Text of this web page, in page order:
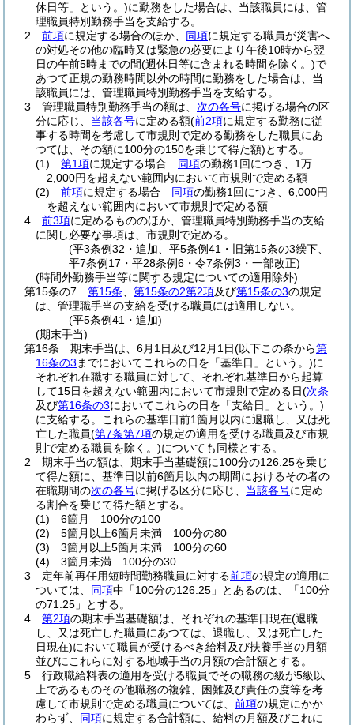
休日等」という。)に勤務をした場合は、当該職員には、管
理職員特別勤務手当を支給する。
2
前項に規定する場合のほか、 同項に規定する職員が災害へ
の対処その他の臨時又は緊急の必要により午後10時から翌
日の午前5時までの間(週休日等に含まれる時間を除く。)で
あつて正規の勤務時間以外の時間に勤務をした場合は、当
該職員には、管理職員特別勤務手当を支給する。
3
管理職員特別勤務手当の額は、 次の各号に掲げる場合の区
分に応じ、 当該各号に定める額(前2項に規定する勤務に従
事する時間を考慮して市規則で定める勤務をした職員にあ
つては、その額に100分の150を乗じて得た額)とする。
(1)
第1項に規定する場合 同項の勤務1回につき、1万
2,000円を超えない範囲内において市規則で定める額
(2)
前項に規定する場合 同項の勤務1回につき、6,000円
を超えない範囲内において市規則で定める額
4
前3項に定めるもののほか、管理職員特別勤務手当の支給
に関し必要な事項は、市規則で定める。
(平3条例32・追加、平5条例41・旧第15条の3繰下、
平7条例17・平28条例6・令7条例3・一部改正)
(時間外勤務手当等に関する規定についての適用除外)
第15条の7
第15条 第15条の2第2項及び第15条の3の規定
は、管理職手当の支給を受ける職員には適用しない。
(平5条例41・追加)
(期末手当)
第16条
期末手当は、6月1日及び12月1日(以下この条から第
16条の3 までにおいてこれらの日を「基準日」という。)に
それぞれ在職する職員に対して、それぞれ基準日から起算
して15日を超えない範囲内において市規則で定める日(次条
及び第16条の3においてこれらの日を「支給日」という。)
に支給する。
これらの基準日前1箇月以内に退職し、又は死
亡した職員(第7条第7項の規定の適用を受ける職員及び市規
則で定める職員を除く。)についても同様とする。
2
期末手当の額は、期末手当基礎額に100分の126.25を乗じ
て得た額に、基準日以前6箇月以内の期間におけるその者の
在職期間の次の各号に掲げる区分に応じ、 当該各号に定め
る割合を乗じて得た額とする。
(1)
6箇月 100分の100
(2)
5箇月以上6箇月未満 100分の80
(3)
3箇月以上5箇月未満 100分の60
(4)
3箇月未満 100分の30
3
定年前再任用短時間勤務職員に対する前項の規定の適用に
ついては、 同項中「100分の126.25」とあるのは、「100分
の71.25」とする。
4
第2項の期末手当基礎額は、それぞれの基準日現在(退職
し、又は死亡した職員にあつては、退職し、又は死亡した
日現在)において職員が受けるべき給料及び扶養手当の月額
並びにこれらに対する地域手当の月額の合計額とする。
5
行政職給料表の適用を受ける職員でその職務の級が5級以
上であるものその他職務の複雑、困難及び責任の度等を考
慮して市規則で定める職員については、 前項の規定にかか
わらず、 同項に規定する合計額に、給料の月額及びこれに